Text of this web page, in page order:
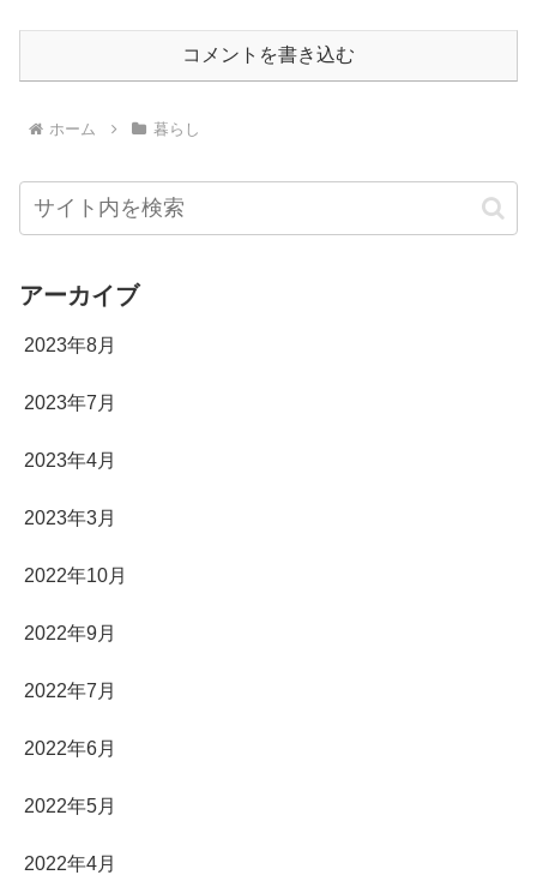
コメントを書き込む
ホーム 暮らし
アーカイブ
2023年8月
2023年7月
2023年4月
2023年3月
2022年10月
2022年9月
2022年7月
2022年6月
2022年5月
2022年4月